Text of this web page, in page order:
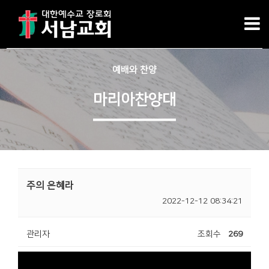
예배와 찬양
마리아찬양대
주의 은혜라
2022-12-12 08:34:21
관리자 조회수 269